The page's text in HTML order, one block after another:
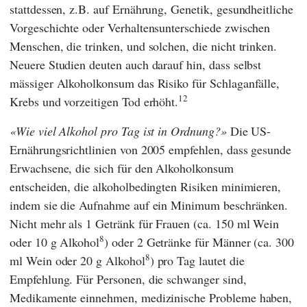
stattdessen, z.B. auf Ernährung, Genetik, gesundheitliche
Vorgeschichte oder Verhaltensunterschiede zwischen
Menschen, die trinken, und solchen, die nicht trinken.
Neuere Studien deuten auch darauf hin, dass selbst
mässiger Alkoholkonsum das Risiko für Schlaganfälle,
Krebs und vorzeitigen Tod erhöht.12
Wie viel Alkohol pro Tag ist in Ordnung? Die US-
Ernährungsrichtlinien von 2005 empfehlen, dass gesunde
Erwachsene, die sich für den Alkoholkonsum
entscheiden, die alkoholbedingten Risiken minimieren,
indem sie die Aufnahme auf ein Minimum beschränken.
Nicht mehr als 1 Getränk für Frauen (ca. 150 ml Wein
oder 10 g Alkohol8) oder 2 Getränke für Männer (ca. 300
ml Wein oder 20 g Alkohol8) pro Tag lautet die
Empfehlung. Für Personen, die schwanger sind,
Medikamente einnehmen, medizinische Probleme haben,